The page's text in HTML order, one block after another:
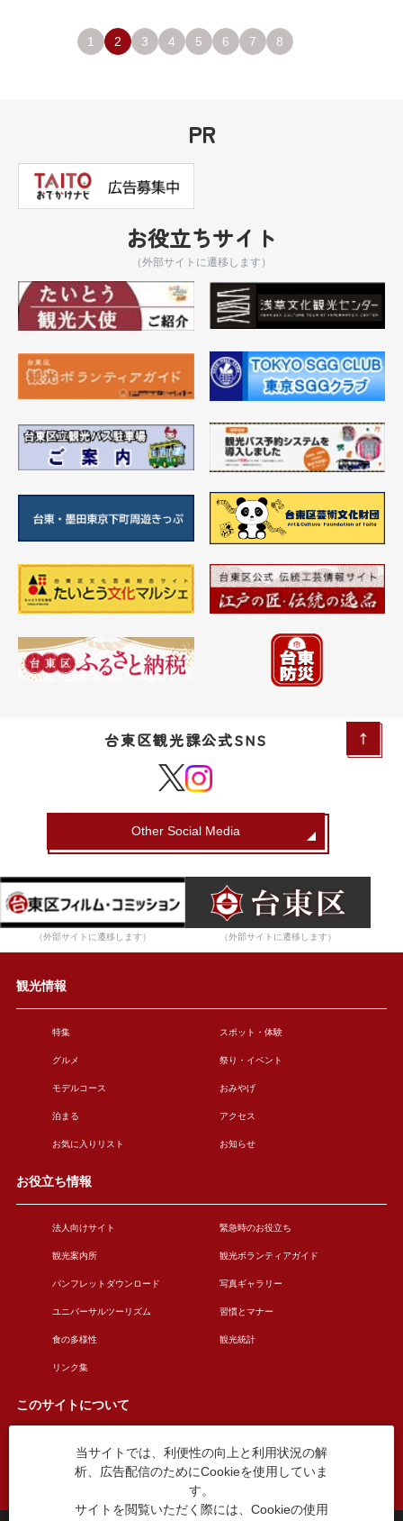
1 2 3 4 5 6 7 8
PR
お役立ちサイト
（外部サイトに遷移します）
台東区観光課公式SNS
Other Social Media
（外部サイトに遷移します） （外部サイトに遷移します）
観光情報
特集 スポット・体験
グルメ 祭り・イベント
モデルコース おみやげ
泊まる アクセス
お気に入りリスト お知らせ
お役立ち情報
法人向けサイト 緊急時のお役立ち
観光案内所 観光ボランティアガイド
パンフレットダウンロード 写真ギャラリー
ユニバーサルツーリズム 習慣とマナー
食の多様性 観光統計
リンク集
このサイトについて
このサイトについて 広告掲載について
お問い合わせ
当サイトでは、利便性の向上と利用状況の解
析、広告配信のためにCookieを使用していま
す。
サイトを閲覧いただく際には、Cookieの使用